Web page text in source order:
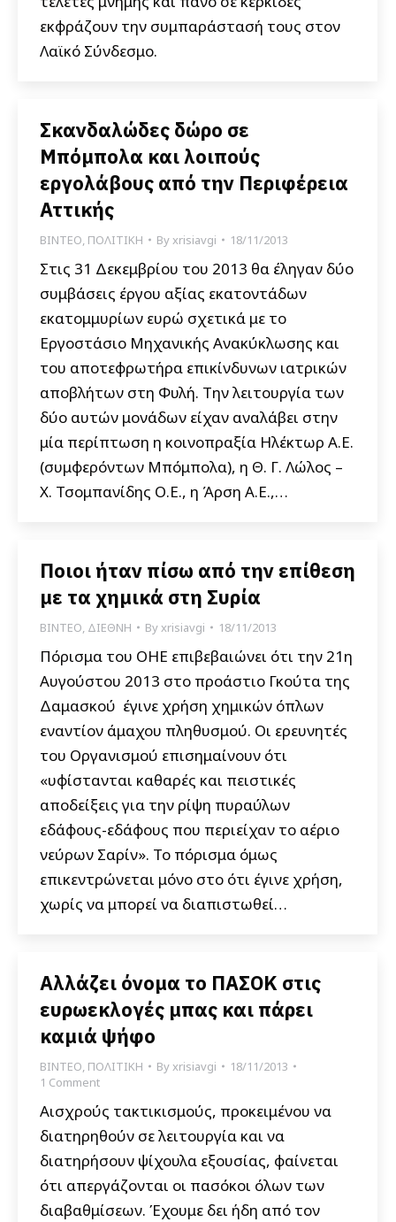
εκφράζουν την συμπαράστασή τους στον
Λαϊκό Σύνδεσμο.
Σκανδαλώδες δώρο σε
Μπόμπολα και λοιπούς
εργολάβους από την Περιφέρεια
Αττικής
ΒΙΝΤΕΟ, ΠΟΛΙΤΙΚΗ Byxrisiavgi 18/11/2013
Στις 31 Δεκεμβρίου του 2013 θα έληγαν δύο
συμβάσεις έργου αξίας εκατοντάδων
εκατομμυρίων ευρώ σχετικά με το
Εργοστάσιο Μηχανικής Ανακύκλωσης και
του αποτεφρωτήρα επικίνδυνων ιατρικών
αποβλήτων στη Φυλή. Την λειτουργία των
δύο αυτών μονάδων είχαν αναλάβει στην
μία περίπτωση η κοινοπραξία Ηλέκτωρ Α.Ε.
(συμφερόντων Μπόμπολα), η Θ. Γ. Λώλος –
Χ. Τσομπανίδης Ο.Ε., η Άρση Α.Ε.,…
Ποιοι ήταν πίσω από την επίθεση
με τα χημικά στη Συρία
ΒΙΝΤΕΟ, ΔΙΕΘΝΗ Byxrisiavgi 18/11/2013
Πόρισμα του ΟΗΕ επιβεβαιώνει ότι την 21η
Αυγούστου 2013 στο προάστιο Γκούτα της
Δαμασκού έγινε χρήση χημικών όπλων
εναντίον άμαχου πληθυσμού. Οι ερευνητές
του Οργανισμού επισημαίνουν ότι
«υφίστανται καθαρές και πειστικές
αποδείξεις για την ρίψη πυραύλων
εδάφους-εδάφους που περιείχαν το αέριο
νεύρων Σαρίν». Το πόρισμα όμως
επικεντρώνεται μόνο στο ότι έγινε χρήση,
χωρίς να μπορεί να διαπιστωθεί…
Αλλάζει όνομα το ΠΑΣΟΚ στις
ευρωεκλογές μπας και πάρει
καμιά ψήφο
ΒΙΝΤΕΟ, ΠΟΛΙΤΙΚΗ Byxrisiavgi
18/11/2013
1 Comment
Αισχρούς τακτικισμούς, προκειμένου να
διατηρηθούν σε λειτουργία και να
διατηρήσουν ψίχουλα εξουσίας, φαίνεται
ότι απεργάζονται οι πασόκοι όλων των
διαβαθμίσεων. Έχουμε δει ήδη από τον